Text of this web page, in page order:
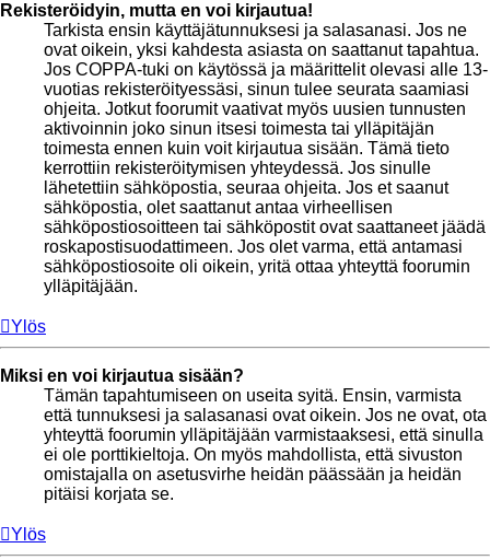
Rekisteröidyin, mutta en voi kirjautua!
Tarkista ensin käyttäjätunnuksesi ja salasanasi. Jos ne
ovat oikein, yksi kahdesta asiasta on saattanut tapahtua.
Jos COPPA-tuki on käytössä ja määrittelit olevasi alle 13-
vuotias rekisteröityessäsi, sinun tulee seurata saamiasi
ohjeita. Jotkut foorumit vaativat myös uusien tunnusten
aktivoinnin joko sinun itsesi toimesta tai ylläpitäjän
toimesta ennen kuin voit kirjautua sisään. Tämä tieto
kerrottiin rekisteröitymisen yhteydessä. Jos sinulle
lähetettiin sähköpostia, seuraa ohjeita. Jos et saanut
sähköpostia, olet saattanut antaa virheellisen
sähköpostiosoitteen tai sähköpostit ovat saattaneet jäädä
roskapostisuodattimeen. Jos olet varma, että antamasi
sähköpostiosoite oli oikein, yritä ottaa yhteyttä foorumin
ylläpitäjään.
Ylös
Miksi en voi kirjautua sisään?
Tämän tapahtumiseen on useita syitä. Ensin, varmista
että tunnuksesi ja salasanasi ovat oikein. Jos ne ovat, ota
yhteyttä foorumin ylläpitäjään varmistaaksesi, että sinulla
ei ole porttikieltoja. On myös mahdollista, että sivuston
omistajalla on asetusvirhe heidän päässään ja heidän
pitäisi korjata se.
Ylös